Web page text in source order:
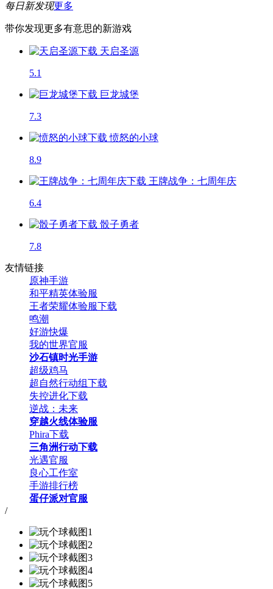
每日新发现更多
带你发现更多有意思的新游戏
天启圣源
5.1
巨龙城堡
7.3
愤怒的小球
8.9
王牌战争：七周年庆
6.4
骰子勇者
7.8
友情链接
原神手游
和平精英体验服
王者荣耀体验服下载
鸣潮
好游快爆
我的世界官服
沙石镇时光手游
超级鸡马
超自然行动组下载
失控进化下载
逆战：未来
穿越火线体验服
Phira下载
三角洲行动下载
光遇官服
良心工作室
手游排行榜
蛋仔派对官服
/